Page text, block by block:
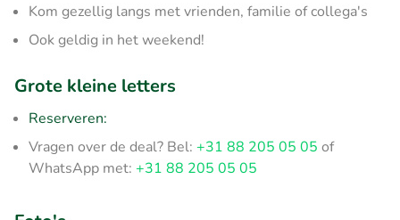
Kom gezellig langs met vrienden, familie of collega's
Ook geldig in het weekend!
Grote kleine letters
Reserveren:
Vragen over de deal? Bel: +31 88 205 05 05 of
WhatsApp met: +31 88 205 05 05